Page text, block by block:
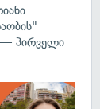
— პირველი